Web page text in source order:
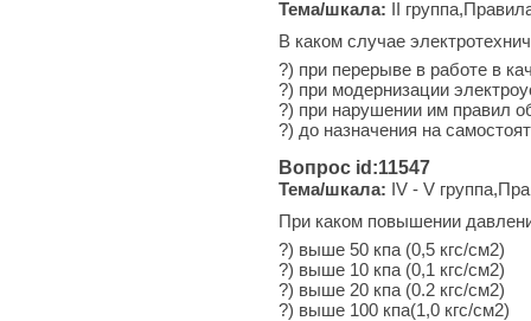
Тема/шкала: II
В каком случае
?) при перерыве в работе в
?) при модернизации
?) при нарушении им правил
?) до назначения на
Вопрос id:11547
Тема/шкала: IV - V
При каком повышении
?) выше 50 кпа (0,5 кгс/см2)
?) выше 10 кпа (0,1 кгс/см2)
?) выше 20 кпа (0.2 кгс/см2)
?) выше 100 кпа(1,0 кгс/см2)